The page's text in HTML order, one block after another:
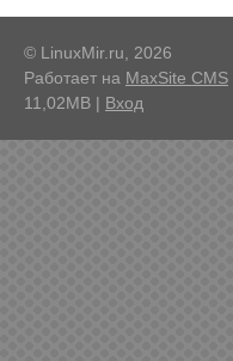
© LinuxMir.ru, 2026
Работает на MaxSite CMS
11,02MB | Вход